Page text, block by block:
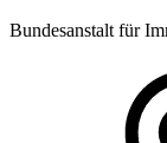
Bundesanstalt für